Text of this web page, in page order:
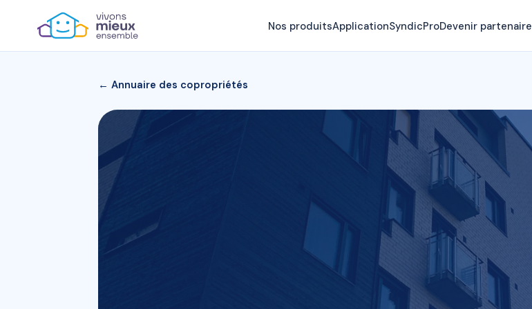
Nos produitsApplicationSyndicProDevenir partenaire
← Annuaire des copropriétés